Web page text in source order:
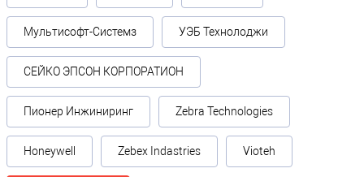
Мультисофт-Системз УЭБ Технолоджи
СЕЙКО ЭПСОН КОРПОРАТИОН
Пионер Инжиниринг Zebra Technologies
Honeywell Zebex Indastries Vioteh